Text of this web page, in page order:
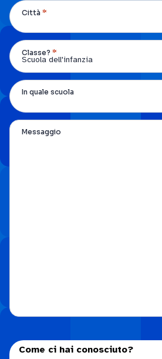
Città *
Classe? *
In quale scuola
Messaggio
Come ci hai conosciuto?